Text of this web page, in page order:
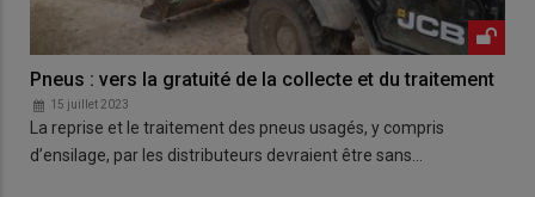
Pneus : vers la gratuité de la collecte et du traitement
15 juillet 2023
La reprise et le traitement des pneus usagés, y compris
d’ensilage, par les distributeurs devraient être sans…